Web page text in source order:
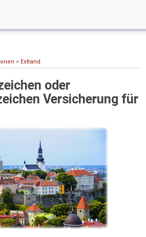
> Estland
oder
Versicherung für